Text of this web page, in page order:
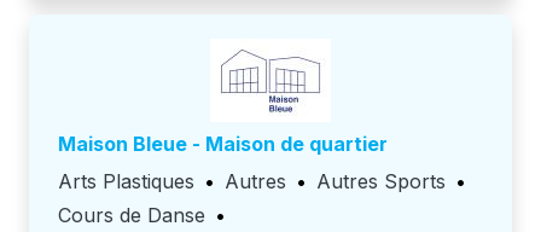
Maison Bleue - Maison de quartier
Arts Plastiques • Autres • Autres Sports •
Cours de Danse •